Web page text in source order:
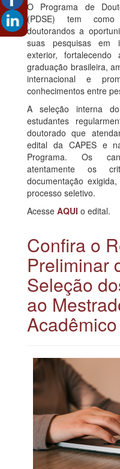
O Programa de
(PDSE) tem como
doutorandos a
suas pesquisas em
exterior, fortalecendo
graduação brasileira,
internacional e
conhecimentos entre
A seleção interna
estudantes
doutorado que
edital da CAPES e
Programa. Os
atentamente os
documentação
processo seletivo.
Acesse AQUI o edital.
Confira o
Preliminar
Seleção
ao